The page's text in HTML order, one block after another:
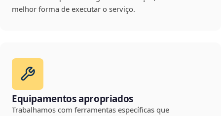
melhor forma de executar o serviço.
Equipamentos apropriados
Trabalhamos com ferramentas específicas que